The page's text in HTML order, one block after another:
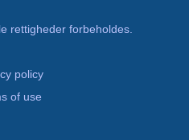
rettigheder forbeholdes.
policy
of use